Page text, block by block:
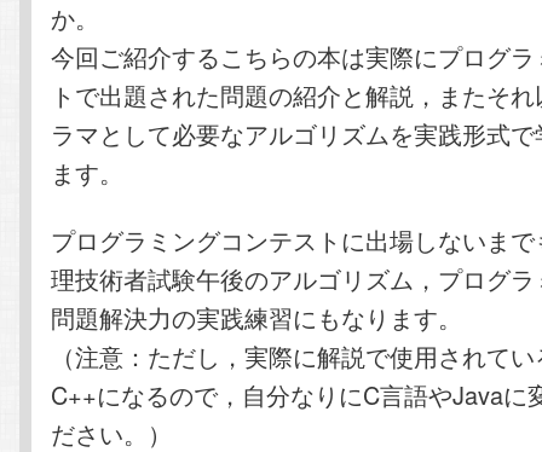
か。
今回ご紹介するこちらの本は実際にプログ
トで出題された問題の紹介と解説，またそ
ラマとして必要なアルゴリズムを実践形式
ます。
プログラミングコンテストに出場しないま
理技術者試験午後のアルゴリズム，プログ
問題解決力の実践練習にもなります。
（注意：ただし，実際に解説で使用されて
C++になるので，自分なりにC言語やJavaに
ださい。）